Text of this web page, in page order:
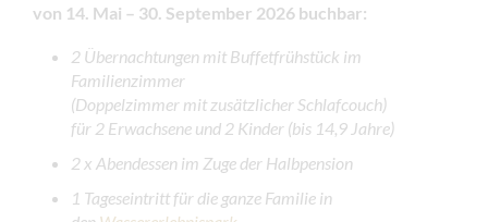
von 14. Mai – 30. September 2026 buchbar:
2 Übernachtungen mit Buffetfrühstück im
Familienzimmer
(Doppelzimmer mit zusätzlicher Schlafcouch)
für 2 Erwachsene und 2 Kinder (bis 14,9 Jahre)
2 x Abendessen im Zuge der Halbpension
1 Tageseintritt für die ganze Familie in